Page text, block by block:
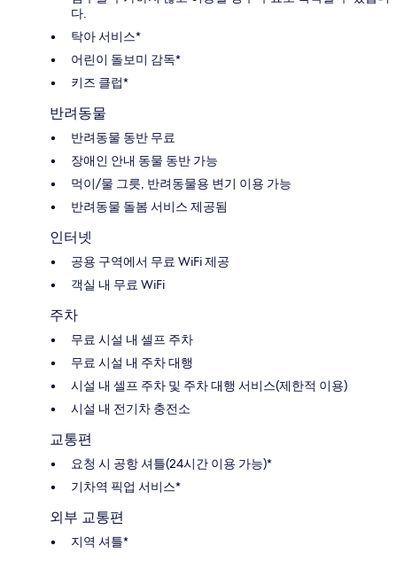
다.
탁아 서비스*
어린이 돌보미 감독*
키즈 클럽*
반려동물
반려동물 동반 무료
장애인 안내 동물 동반 가능
먹이/물 그릇, 반려동물용 변기 이용 가능
반려동물 돌봄 서비스 제공됨
인터넷
공용 구역에서 무료 WiFi 제공
객실 내 무료 WiFi
주차
무료 시설 내 셀프 주차
무료 시설 내 주차 대행
시설 내 셀프 주차 및 주차 대행 서비스(제한적 이용)
시설 내 전기차 충전소
교통편
요청 시 공항 셔틀(24시간 이용 가능)*
기차역 픽업 서비스*
외부 교통편
지역 셔틀*